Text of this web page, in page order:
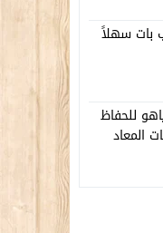
بات سهلاً
للحفاظ
المعاد